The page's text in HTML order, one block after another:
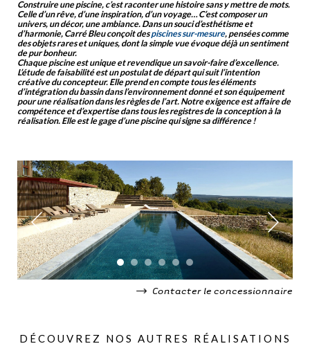
Construire une piscine, c’est raconter une histoire sans y mettre de mots.
Celle d’un rêve, d’une inspiration, d’un voyage… C’est composer un
univers, un décor, une ambiance. Dans un souci d’esthétisme et
d’harmonie, Carré Bleu conçoit despiscines sur-mesure, pensées comme
des objets rares et uniques, dont la simple vue évoque déjà un sentiment
de pur bonheur.
Chaque piscine est unique et revendique un savoir-faire d’excellence.
L’étude de faisabilité est un postulat de départ qui suit l’intention
créative du concepteur. Elle prend en compte tous les éléments
d’intégration du bassin dans l’environnement donné et son équipement
pour une réalisation dans les règles de l’art. Notre exigence est affaire de
compétence et d’expertise dans tous les registres de la conception à la
réalisation. Elle est le gage d’une piscine qui signe sa différence !
Contacter le concessionnaire
DÉCOUVREZ NOS AUTRES RÉALISATIONS